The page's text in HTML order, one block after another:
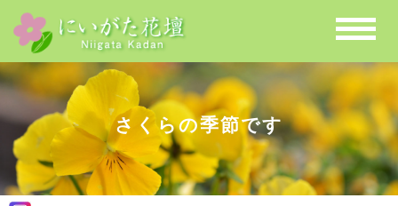
さくらの季節です